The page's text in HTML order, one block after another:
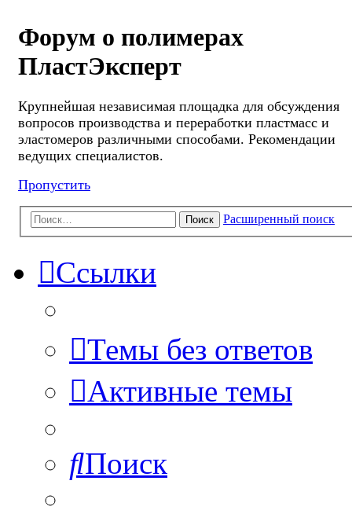
Форум о полимерах
ПластЭксперт
Крупнейшая независимая площадка для обсуждения
вопросов производства и переработки пластмасс и
эластомеров различными способами. Рекомендации
ведущих специалистов.
Пропустить
Поиск Расширенный поиск
Ссылки
Темы без ответов
Активные темы
Поиск